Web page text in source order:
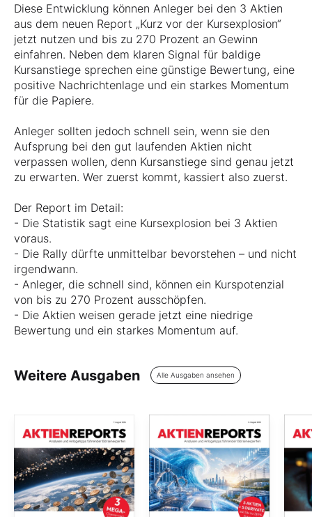
Diese Entwicklung können Anleger bei den 3 Aktien
aus dem neuen Report „Kurz vor der Kursexplosion“
jetzt nutzen und bis zu 270 Prozent an Gewinn
einfahren. Neben dem klaren Signal für baldige
Kursanstiege sprechen eine günstige Bewertung, eine
positive Nachrichtenlage und ein starkes Momentum
für die Papiere.
Anleger sollten jedoch schnell sein, wenn sie den
Aufsprung bei den gut laufenden Aktien nicht
verpassen wollen, denn Kursanstiege sind genau jetzt
zu erwarten. Wer zuerst kommt, kassiert also zuerst.
Der Report im Detail:
- Die Statistik sagt eine Kursexplosion bei 3 Aktien
voraus.
- Die Rally dürfte unmittelbar bevorstehen – und nicht
irgendwann.
- Anleger, die schnell sind, können ein Kurspotenzial
von bis zu 270 Prozent ausschöpfen.
- Die Aktien weisen gerade jetzt eine niedrige
Bewertung und ein starkes Momentum auf.
Weitere Ausgaben Alle Ausgaben ansehen